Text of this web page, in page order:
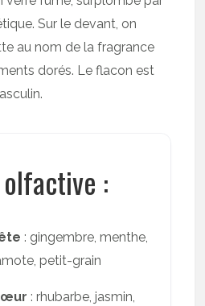
Sur le devant, on
au nom de la fragrance
dorés. Le flacon est
:
: gingembre, menthe,
petit-grain
: rhubarbe, jasmin,